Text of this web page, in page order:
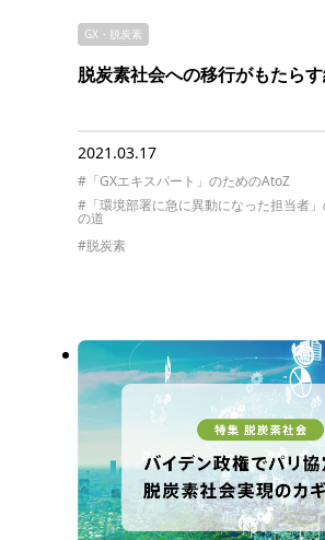
GX・脱炭素
脱炭素社会への移行がもたら
2021.03.17
#「GXエキスパート」のためのAtoZ
#「環境部署に急に異動になった担当者
の道
#脱炭素